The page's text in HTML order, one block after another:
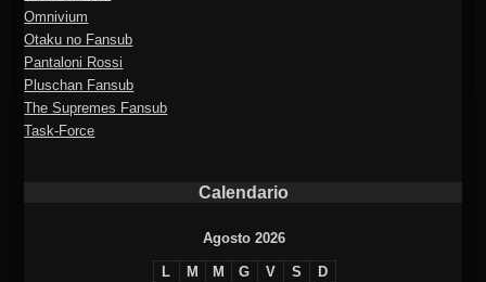
Omnivium
Otaku no Fansub
Pantaloni Rossi
Pluschan Fansub
The Supremes Fansub
Task-Force
Calendario
Agosto 2026
L M M G V S D